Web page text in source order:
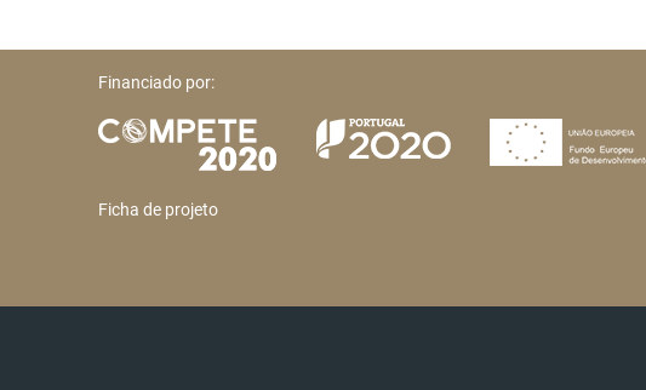
Financiado por:
Ficha de projeto